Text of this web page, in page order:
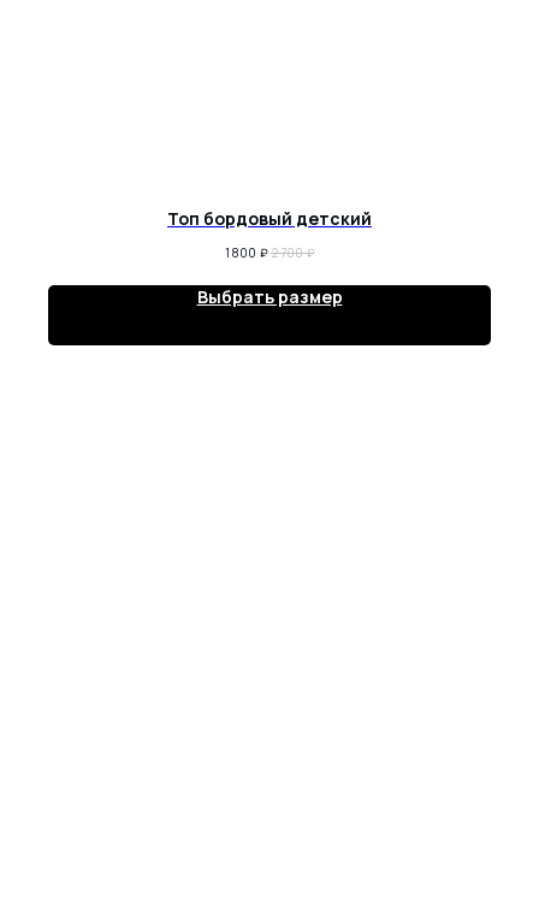
Топ бордовый детский
1 800 ₽ 2 700 ₽
Выбрать размер